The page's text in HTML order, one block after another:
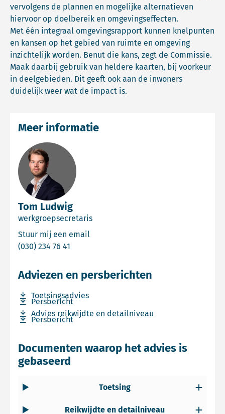
vervolgens de plannen en mogelijke alternatieven
hiervoor op doelbereik en omgevingseffecten.
Met één integraal omgevingsrapport kunnen knelpunten
en kansen op het gebied van ruimte en omgeving
inzichtelijk worden. Benut die kans, zegt de Commissie.
Maak daarbij gebruik van heldere kaarten, bij voorkeur
in deelgebieden. Dit geeft ook aan de inwoners
duidelijk weer wat de impact is.
Tom Ludwig
werkgroepsecretaris
Stuur mij een email
(030) 234 76 41
Meer informatie
Adviezen en persberichten
Toetsingsadvies
Download bestand Toetsingsadvies
Persbericht
Download bestand Persbericht
Advies reikwijdte en detailniveau
Download bestand Advies reikwijdte en detailniveau
Persbericht
Download bestand Persbericht
Documenten waarop het advies is
gebaseerd
Toetsing
Reikwijdte en detailniveau